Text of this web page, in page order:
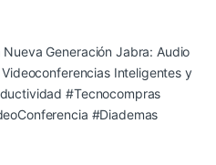
Nueva Generación Jabra: Audio
Videoconferencias Inteligentes y
#Tecnocompras
#Diademas